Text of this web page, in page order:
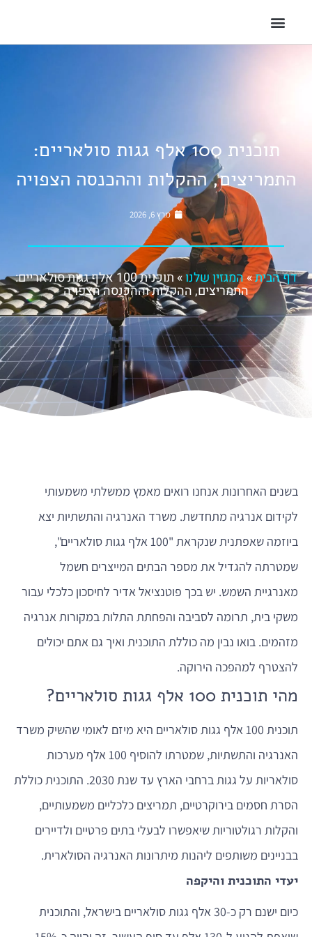
תוכנית 100 אלף גגות סולאריים:
התמריצים, ההקלות וההכנסה הצפויה
מרץ 6, 2026
דף הבית»המגזין שלנו» תוכנית 100 אלף גגות סולאריים:
התמריצים, ההקלות וההכנסה הצפויה
בשנים האחרונות אנחנו רואים מאמץ ממשלתי משמעותי
לקידום אנרגיה מתחדשת. משרד האנרגיה והתשתיות יצא
ביוזמה שאפתנית שנקראת "100 אלף גגות סולאריים",
שמטרתה להגדיל את מספר הבתים המייצרים חשמל
מאנרגיית השמש. יש בכך פוטנציאל אדיר לחיסכון כלכלי עבור
משקי בית, תרומה לסביבה והפחתת התלות במקורות אנרגיה
מזהמים. בואו נבין מה כוללת התוכנית ואיך גם אתם יכולים
להצטרף למהפכה הירוקה.
מהי תוכנית 100 אלף גגות סולאריים?
תוכנית 100 אלף גגות סולאריים היא מיזם לאומי שהשיק משרד
האנרגיה והתשתיות, שמטרתו להוסיף 100 אלף מערכות
סולאריות על גגות ברחבי הארץ עד שנת 2030. התוכנית כוללת
הסרת חסמים בירוקרטיים, תמריצים כלכליים משמעותיים,
והקלות רגולטוריות שיאפשרו לבעלי בתים פרטיים ולדיירים
בבניינים משותפים ליהנות מיתרונות האנרגיה הסולארית.
יעדי התוכנית והיקפה
כיום ישנם רק כ-30 אלף גגות סולאריים בישראל, והתוכנית